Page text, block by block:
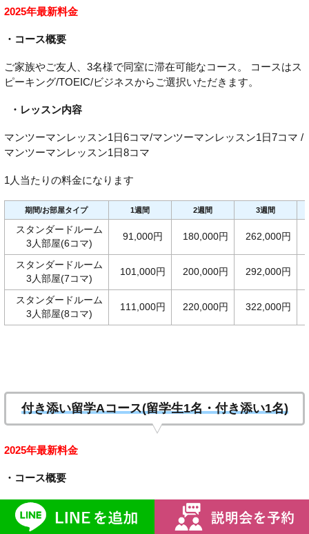
2025年最新料金
・コース概要
ご家族やご友人、3名様で同室に滞在可能なコース。 コースはス
ピーキング/TOEIC/ビジネスからご選択いただきます。
・レッスン内容
マンツーマンレッスン1日6コマ/マンツーマンレッスン1日7コマ /
マンツーマンレッスン1日8コマ
1人当たりの料金になります
期間/お部屋タイプ 1週間 2週間 3週間
スタンダードルーム
3人部屋(6コマ)
91,000円 180,000円 262,000円
スタンダードルーム
3人部屋(7コマ)
101,000円 200,000円 292,000円
スタンダードルーム
3人部屋(8コマ)
111,000円 220,000円 322,000円
付き添い留学Aコース(留学生1名・付き添い1名)
2025年最新料金
・コース概要
1人はご留学、1人は付き添いで、ご滞在のみのコース。 コース
はスピーキング/TOEIC/ビジネスからご選択いただきます。